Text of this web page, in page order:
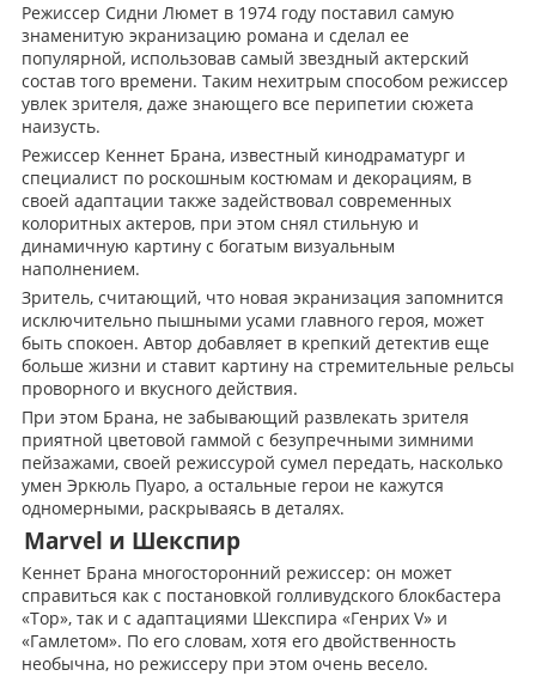
Режиссер Сидни Люмет в 1974 году поставил самую
знаменитую экранизацию романа и сделал ее
популярной, использовав самый звездный актерский
состав того времени. Таким нехитрым способом режиссер
увлек зрителя, даже знающего все перипетии сюжета
наизусть.
Режиссер Кеннет Брана, известный кинодраматург и
специалист по роскошным костюмам и декорациям, в
своей адаптации также задействовал современных
колоритных актеров, при этом снял стильную и
динамичную картину с богатым визуальным
наполнением.
Зритель, считающий, что новая экранизация запомнится
исключительно пышными усами главного героя, может
быть спокоен. Автор добавляет в крепкий детектив еще
больше жизни и ставит картину на стремительные рельсы
проворного и вкусного действия.
При этом Брана, не забывающий развлекать зрителя
приятной цветовой гаммой с безупречными зимними
пейзажами, своей режиссурой сумел передать, насколько
умен Эркюль Пуаро, а остальные герои не кажутся
одномерными, раскрываясь в деталях.
Marvel и Шекспир
Кеннет Брана многосторонний режиссер: он может
справиться как с постановкой голливудского блокбастера
«Тор», так и с адаптациями Шекспира «Генрих V» и
«Гамлетом». По его словам, хотя его двойственность
необычна, но режиссеру при этом очень весело.